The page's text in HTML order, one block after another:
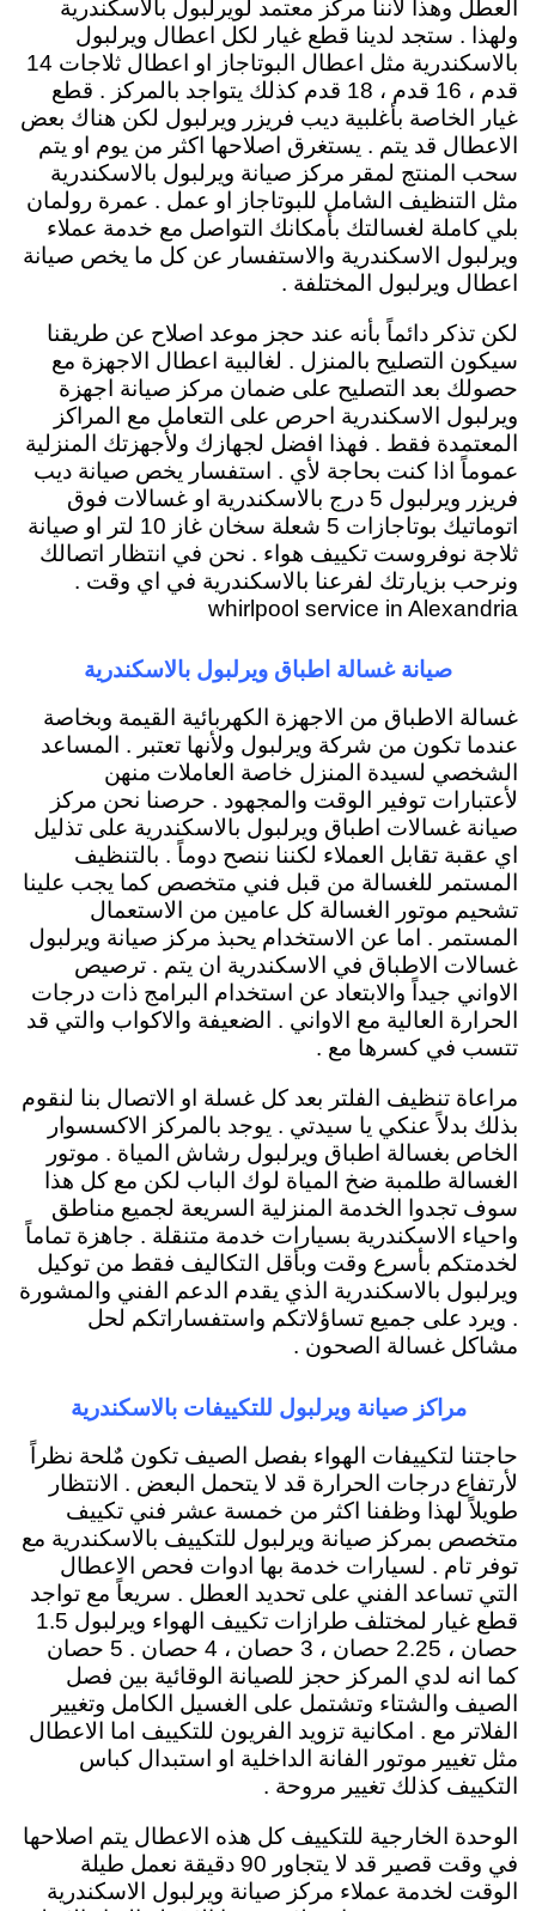
العطل وهذا لاننا مركز معتمد لويرلبول بالاسكندرية
ولهذا . ستجد لدينا قطع غيار لكل اعطال ويرلبول
بالاسكندرية مثل اعطال البوتاجاز او اعطال ثلاجات 14
قدم ، 16 قدم ، 18 قدم كذلك يتواجد بالمركز . قطع
غيار الخاصة بأغلبية ديب فريزر ويرلبول لكن هناك بعض
الاعطال قد يتم . يستغرق اصلاحها اكثر من يوم او يتم
سحب المنتج لمقر مركز صيانة ويرلبول بالاسكندرية
مثل التنظيف الشامل للبوتاجاز او عمل . عمرة رولمان
بلي كاملة لغسالتك بأمكانك التواصل مع خدمة عملاء
ويرلبول الاسكندرية والاستفسار عن كل ما يخص صيانة
اعطال ويرلبول المختلفة .
لكن تذكر دائماً بأنه عند حجز موعد اصلاح عن طريقنا
سيكون التصليح بالمنزل . لغالبية اعطال الاجهزة مع
حصولك بعد التصليح على ضمان مركز صيانة اجهزة
ويرلبول الاسكندرية احرص على التعامل مع المراكز
المعتمدة فقط . فهذا افضل لجهازك ولأجهزتك المنزلية
عموماً اذا كنت بحاجة لأي . استفسار يخص صيانة ديب
فريزر ويرلبول 5 درج بالاسكندرية او غسالات فوق
اتوماتيك بوتاجازات 5 شعلة سخان غاز 10 لتر او صيانة
ثلاجة نوفروست تكييف هواء . نحن في انتظار اتصالك
ونرحب بزيارتك لفرعنا بالاسكندرية في اي وقت .
whirlpool service in Alexandria
صيانة غسالة اطباق ويرلبول بالاسكندرية
غسالة الاطباق من الاجهزة الكهربائية القيمة وبخاصة
عندما تكون من شركة ويرلبول ولأنها تعتبر . المساعد
الشخصي لسيدة المنزل خاصة العاملات منهن
لأعتبارات توفير الوقت والمجهود . حرصنا نحن مركز
صيانة غسالات اطباق ويرلبول بالاسكندرية على تذليل
اي عقبة تقابل العملاء لكننا ننصح دوماً . بالتنظيف
المستمر للغسالة من قبل فني متخصص كما يجب علينا
تشحيم موتور الغسالة كل عامين من الاستعمال
المستمر . اما عن الاستخدام يحبذ مركز صيانة ويرلبول
غسالات الاطباق في الاسكندرية ان يتم . ترصيص
الاواني جيداً والابتعاد عن استخدام البرامج ذات درجات
الحرارة العالية مع الاواني . الضعيفة والاكواب والتي قد
تتسب في كسرها مع .
مراعاة تنظيف الفلتر بعد كل غسلة او الاتصال بنا لنقوم
بذلك بدلاً عنكي يا سيدتي . يوجد بالمركز الاكسسوار
الخاص بغسالة اطباق ويرلبول رشاش المياة . موتور
الغسالة طلمبة ضخ المياة لوك الباب لكن مع كل هذا
سوف تجدوا الخدمة المنزلية السريعة لجميع مناطق
واحياء الاسكندرية بسيارات خدمة متنقلة . جاهزة تماماً
لخدمتكم بأسرع وقت وبأقل التكاليف فقط من توكيل
ويرلبول بالاسكندرية الذي يقدم الدعم الفني والمشورة
. ويرد على جميع تساؤلاتكم واستفساراتكم لحل
مشاكل غسالة الصحون .
مراكز صيانة ويرلبول للتكييفات بالاسكندرية
حاجتنا لتكييفات الهواء بفصل الصيف تكون مٌلحة نظراً
لأرتفاع درجات الحرارة قد لا يتحمل البعض . الانتظار
طويلاً لهذا وظفنا اكثر من خمسة عشر فني تكييف
متخصص بمركز صيانة ويرلبول للتكييف بالاسكندرية مع
توفر تام . لسيارات خدمة بها ادوات فحص الاعطال
التي تساعد الفني على تحديد العطل . سريعاً مع تواجد
قطع غيار لمختلف طرازات تكييف الهواء ويرلبول 1.5
حصان ، 2.25 حصان ، 3 حصان ، 4 حصان . 5 حصان
كما انه لدي المركز حجز للصيانة الوقائية بين فصل
الصيف والشتاء وتشتمل على الغسيل الكامل وتغيير
الفلاتر مع . امكانية تزويد الفريون للتكييف اما الاعطال
مثل تغيير موتور الفانة الداخلية او استبدال كباس
التكييف كذلك تغيير مروحة .
الوحدة الخارجية للتكييف كل هذه الاعطال يتم اصلاحها
في وقت قصير قد لا يتجاور 90 دقيقة نعمل طيلة
الوقت لخدمة عملاء مركز صيانة ويرلبول الاسكندرية